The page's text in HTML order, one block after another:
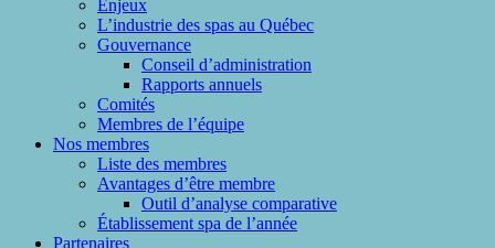
Enjeux
L’industrie des spas au Québec
Gouvernance
Conseil d’administration
Rapports annuels
Comités
Membres de l’équipe
Nos membres
Liste des membres
Avantages d’être membre
Outil d’analyse comparative
Établissement spa de l’année
Partenaires